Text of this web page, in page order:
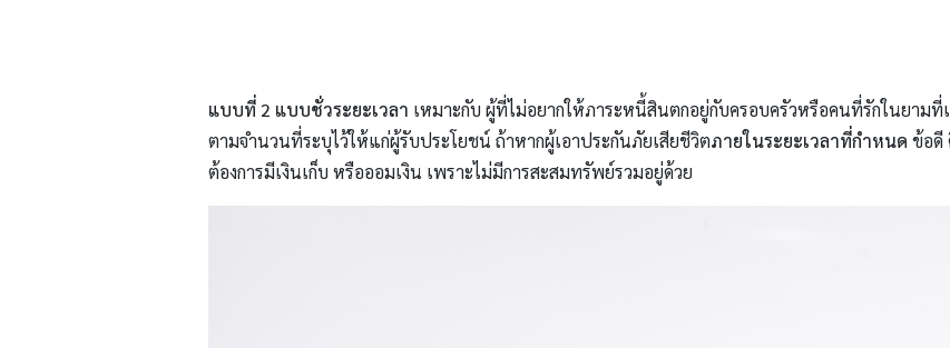
แบบที่ 2 แบบชั่วระยะเวลา เหมาะกับ ผู้ที่ไม่อยากให้ภาระหนี้สินตกอยู่กับครอบครัวหรือคนที่รักในยาม
ตามจำนวนที่ระบุไว้ให้แก่ผู้รับประโยชน์ ถ้าหากผู้เอาประกันภัยเสียชีวิตภายในระยะเวลาที่กำหนด ข้อดี
ต้องการมีเงินเก็บ หรือออมเงิน เพราะไม่มีการสะสมทรัพย์รวมอยู่ด้วย